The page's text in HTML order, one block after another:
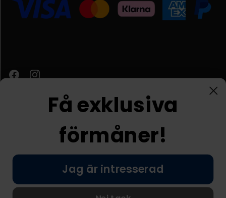
© Nordic Prostore 2026
Allmänna villkor
Få exklusiva
förmåner!
Jag är intresserad